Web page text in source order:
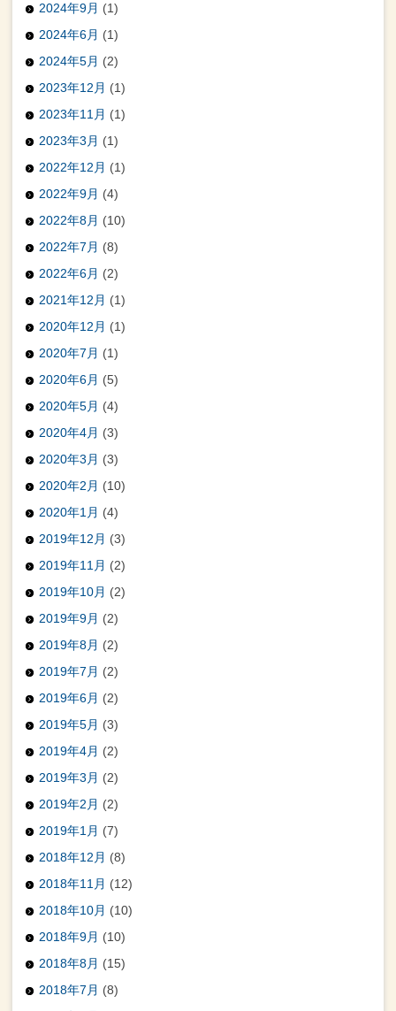
2024年9月 (1)
2024年6月 (1)
2024年5月 (2)
2023年12月 (1)
2023年11月 (1)
2023年3月 (1)
2022年12月 (1)
2022年9月 (4)
2022年8月 (10)
2022年7月 (8)
2022年6月 (2)
2021年12月 (1)
2020年12月 (1)
2020年7月 (1)
2020年6月 (5)
2020年5月 (4)
2020年4月 (3)
2020年3月 (3)
2020年2月 (10)
2020年1月 (4)
2019年12月 (3)
2019年11月 (2)
2019年10月 (2)
2019年9月 (2)
2019年8月 (2)
2019年7月 (2)
2019年6月 (2)
2019年5月 (3)
2019年4月 (2)
2019年3月 (2)
2019年2月 (2)
2019年1月 (7)
2018年12月 (8)
2018年11月 (12)
2018年10月 (10)
2018年9月 (10)
2018年8月 (15)
2018年7月 (8)